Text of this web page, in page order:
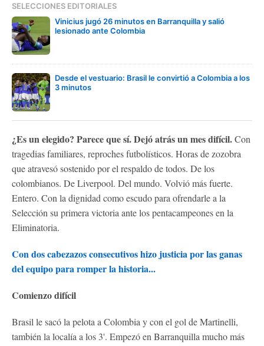
SELECCIONES EDITORIALES
Vinicius jugó 26 minutos en Barranquilla y salió
lesionado ante Colombia
Desde el vestuario: Brasil le convirtió a Colombia a los
3 minutos
¿Es un elegido? Parece que sí. Dejó atrás un mes difícil.Con
tragedias familiares, reproches futbolísticos. Horas de zozobra
que atravesó sostenido por el respaldo de todos. De los
colombianos. De Liverpool. Del mundo. Volvió más fuerte.
Entero. Con la dignidad como escudo para ofrendarle a la
Selección su primera victoria ante los pentacampeones en la
Eliminatoria.
Con dos cabezazos consecutivos hizo justicia por las ganas
del equipo para romper la historia...
Comienzo difícil
Brasil le sacó la pelota a Colombia y con el gol de Martinelli,
también la localía a los 3'. Empezó en Barranquilla mucho más